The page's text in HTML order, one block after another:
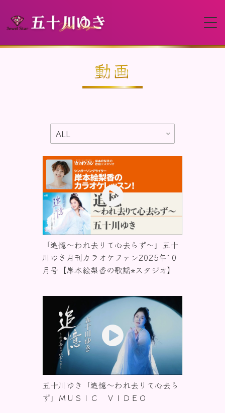
HOME
動画
ディスコグラフィー
お知らせ
動画
「追憶〜われ去りて心去らず〜」五十
川ゆき月刊カラオケファン2025年10
月号【岸本絵梨香の歌謡⭐︎スタジオ】
五十川ゆき「追憶～われ去りて心去ら
ず」ＭＵＳＩＣ ＶＩＤＥＯ